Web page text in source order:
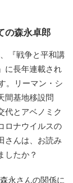
の森永卓郎
『戦争と平和講
に長年連載され
。リーマン・シ
間基地移設問
代とアベノミク
ロナウイルスの
さんは、お読み
したか？
永さんの関係に